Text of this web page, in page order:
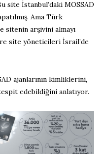
site İstanbul’daki MOSSAD
Ama Türk
sitenin arşivini almayı
site yöneticileri İsrail’de
ajanlarının kimliklerini,
edebildiğini anlatıyor.